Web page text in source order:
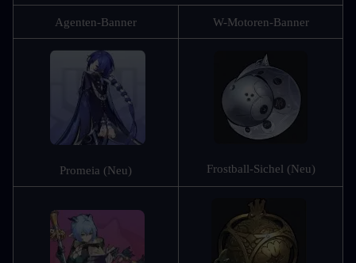
Agenten-Banner W-Motoren-Banner
Promeia (Neu) Frostball-Sichel (Neu)